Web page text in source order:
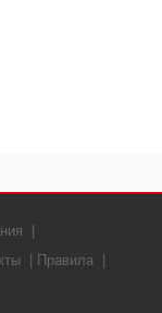
Правила